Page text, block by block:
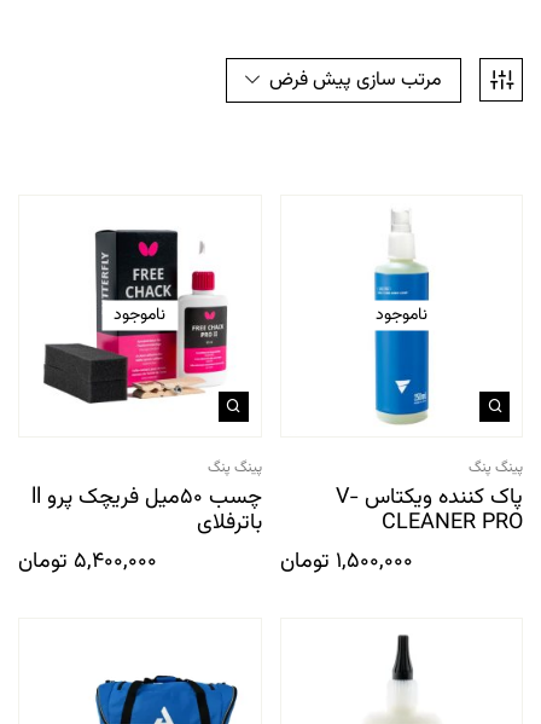
مرتب سازی پیش فرض
ناموجود
پینگ پنگ
پاک کننده ویکتاس V-
CLEANER PRO
1,500,000 تومان
ناموجود
پینگ پنگ
چسب 50میل فریچک پرو ll
باترفلای
5,400,000 تومان